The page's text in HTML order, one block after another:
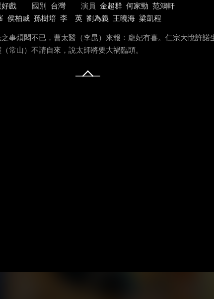
戲 國別 台灣 演員 金超群 何家勁 范鴻軒
侯柏威 孫樹培 李 英 劉為義 王曉海 梁凱程
事煩悶不已，曹太醫（李昆）來報：龐妃有喜。仁宗大悅許
常山）不請自來，說太師將要大禍臨頭。